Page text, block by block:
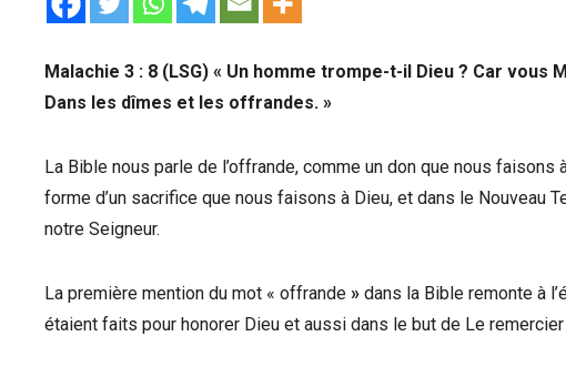
Malachie 3 : 8 (LSG) « Un homme trompe-t-il Dieu ? Car
Dans les dîmes et les offrandes. »
La Bible nous parle de l’offrande, comme un don que nous
forme d’un sacrifice que nous faisons à Dieu, et dans le Nouveau
notre Seigneur.
La première mention du mot « offrande » dans la Bible remonte à
étaient faits pour honorer Dieu et aussi dans le but de Le remercier